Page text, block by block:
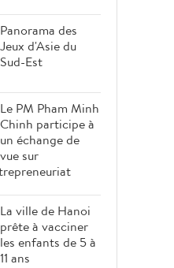
Panorama des
Jeux d'Asie du
Sud-Est
Le PM Pham Minh
Chinh participe à
un échange de
vue sur
La ville de Hanoi
prête à vacciner
les enfants de 5 à
11 ans